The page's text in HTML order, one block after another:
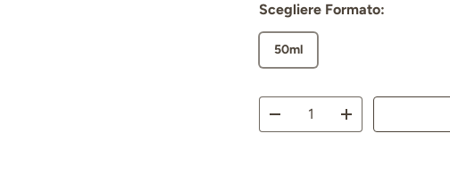
Scegliere Formato:
50ml
Diminuire la quantitàAumenta la quantità